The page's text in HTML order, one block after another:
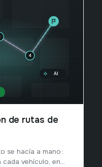
de rutas de
se hacía a mano:
cada vehículo, en